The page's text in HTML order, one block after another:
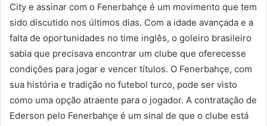
City e assinar com o Fenerbahçe é um movimento que tem
sido discutido nos últimos dias. Com a idade avançada e a
falta de oportunidades no time inglês, o goleiro brasileiro
sabia que precisava encontrar um clube que oferecesse
condições para jogar e vencer títulos. O Fenerbahçe, com
sua história e tradição no futebol turco, pode ser visto
como uma opção atraente para o jogador. A contratação de
Ederson pelo Fenerbahçe é um sinal de que o clube está